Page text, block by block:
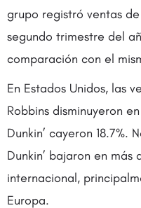
grupo registró ventas
segundo trimestre del
comparación con el
En Estados Unidos, las
Robbins disminuyeron
Dunkin’ cayeron 18.7%.
Dunkin’ bajaron en
internacional,
Europa.